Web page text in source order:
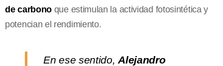
de carbono que estimulan la actividad fotosintética y
potencian el rendimiento.
En ese sentido,Alejandro